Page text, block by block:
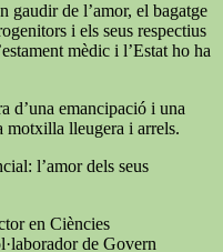
gaudir de l’amor, el bagatge
i els seus respectius
mèdic i l’Estat ho ha
d’una emancipació i una
motxilla lleugera i arrels.
l’amor dels seus
en Ciències
de Govern